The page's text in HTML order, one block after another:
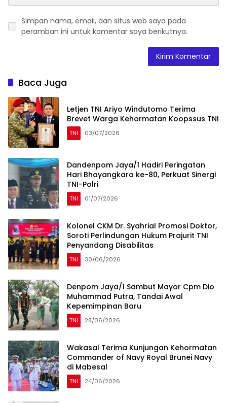
Simpan nama, email, dan situs web saya pada
peramban ini untuk komentar saya berikutnya.
Baca Juga
Letjen TNI Ariyo Windutomo Terima
Brevet Warga Kehormatan Koopssus TNI
TNI 03/07/2026
Dandenpom Jaya/1 Hadiri Peringatan
Hari Bhayangkara ke-80, Perkuat Sinergi
TNI-Polri
TNI 01/07/2026
Kolonel CKM Dr. Syahrial Promosi Doktor,
Soroti Perlindungan Hukum Prajurit TNI
Penyandang Disabilitas
TNI 30/06/2026
Denpom Jaya/1 Sambut Mayor Cpm Dio
Muhammad Putra, Tandai Awal
Kepemimpinan Baru
TNI 28/06/2026
Wakasal Terima Kunjungan Kehormatan
Commander of Navy Royal Brunei Navy
di Mabesal
TNI 24/06/2026